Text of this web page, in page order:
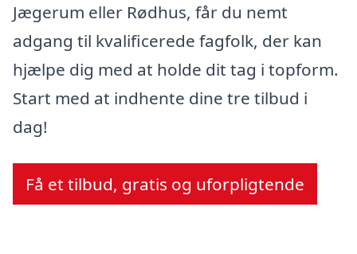
Jægerum eller Rødhus, får du nemt
adgang til kvalificerede fagfolk, der kan
hjælpe dig med at holde dit tag i topform.
Start med at indhente dine tre tilbud i
dag!
Få et tilbud, gratis og uforpligtende